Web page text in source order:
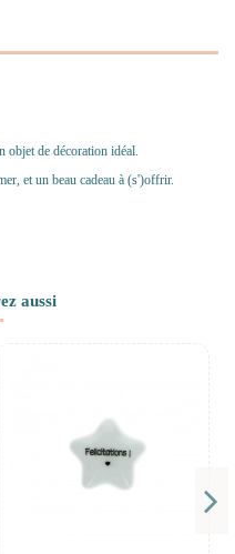
objet de décoration idéal.
et un beau cadeau à (s')offrir.
aussi